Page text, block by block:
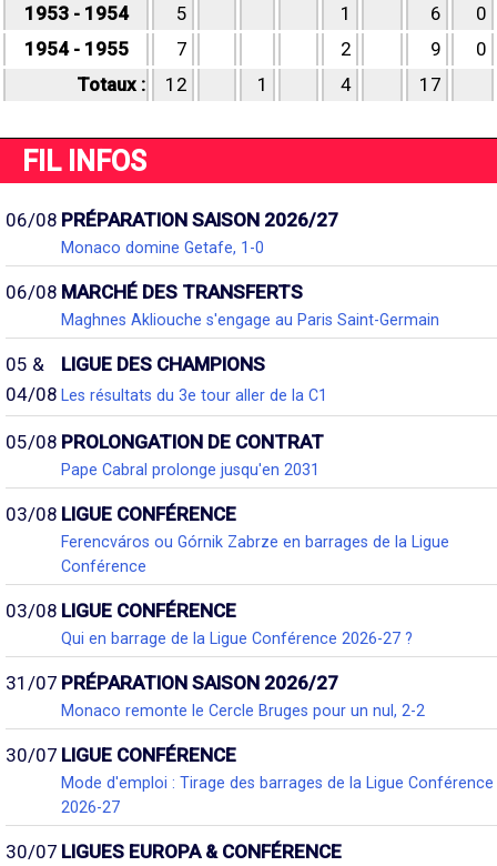
1953 - 1954
5 1 6
0
1954 - 1955
7 2 9
0
Totaux :
12 1 4 17
FIL INFOS
06/08 PRÉPARATION SAISON 2026/27
Monaco domine Getafe, 1-0
06/08 MARCHÉ DES TRANSFERTS
Maghnes Akliouche s'engage au Paris Saint-Germain
05 &
04/08
LIGUE DES CHAMPIONS
Les résultats du 3e tour aller de la C1
05/08 PROLONGATION DE CONTRAT
Pape Cabral prolonge jusqu'en 2031
03/08 LIGUE CONFÉRENCE
Ferencváros ou Górnik Zabrze en barrages de la Ligue
Conférence
03/08 LIGUE CONFÉRENCE
Qui en barrage de la Ligue Conférence 2026-27 ?
31/07 PRÉPARATION SAISON 2026/27
Monaco remonte le Cercle Bruges pour un nul, 2-2
30/07 LIGUE CONFÉRENCE
Mode d'emploi : Tirage des barrages de la Ligue Conférence
2026-27
30/07 LIGUES EUROPA & CONFÉRENCE